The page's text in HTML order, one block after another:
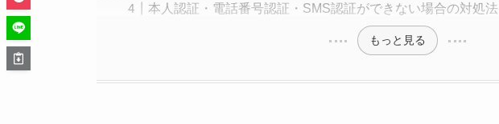
本人認証・電話番号認証・SMS認証ができない場合の対処法
もっと見る